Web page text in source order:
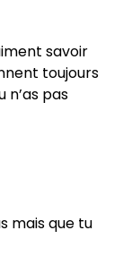
savoir
toujours
n’as pas
mais que tu